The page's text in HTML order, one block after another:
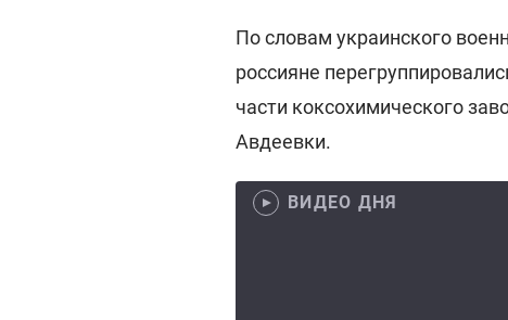
По словам украинского
россияне
части коксохимического
Авдеевки.
ВИДЕО ДНЯ